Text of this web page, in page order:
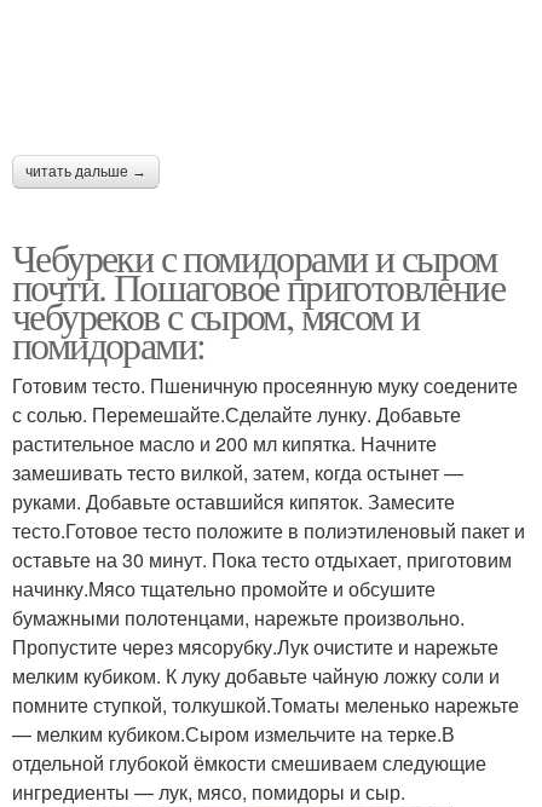
читать дальше →
Чебуреки с помидорами и сыром
почти. Пошаговое приготовление
чебуреков с сыром, мясом и
помидорами:
Готовим тесто. Пшеничную просеянную муку соедените
с солью. Перемешайте.Сделайте лунку. Добавьте
растительное масло и 200 мл кипятка. Начните
замешивать тесто вилкой, затем, когда остынет —
руками. Добавьте оставшийся кипяток. Замесите
тесто.Готовое тесто положите в полиэтиленовый пакет и
оставьте на 30 минут. Пока тесто отдыхает, приготовим
начинку.Мясо тщательно промойте и обсушите
бумажными полотенцами, нарежьте произвольно.
Пропустите через мясорубку.Лук очистите и нарежьте
мелким кубиком. К луку добавьте чайную ложку соли и
помните ступкой, толкушкой.Томаты меленько нарежьте
— мелким кубиком.Сыром измельчите на терке.В
отдельной глубокой ёмкости смешиваем следующие
ингредиенты — лук, мясо, помидоры и сыр.